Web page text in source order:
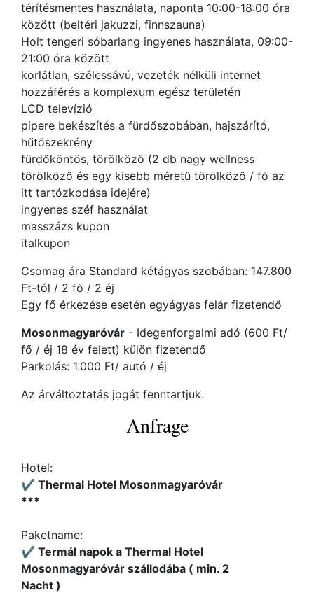
térítésmentes használata, naponta 10:00-18:00 óra
között (beltéri jakuzzi, finnszauna)
Holt tengeri sóbarlang ingyenes használata, 09:00-
21:00 óra között
korlátlan, szélessávú, vezeték nélküli internet
hozzáférés a komplexum egész területén
LCD televízió
pipere bekészítés a fürdőszobában, hajszárító,
hűtőszekrény
fürdőköntös, törölköző (2 db nagy wellness
törölköző és egy kisebb méretű törölköző / fő az
itt tartózkodása idejére)
ingyenes széf használat
masszázs kupon
italkupon
Csomag ára Standard kétágyas szobában: 147.800
Ft-tól / 2 fő / 2 éj
Egy fő érkezése esetén egyágyas felár fizetendő
Mosonmagyaróvár - Idegenforgalmi adó (600 Ft/
fő / éj 18 év felett) külön fizetendő
Parkolás: 1.000 Ft/ autó / éj
Az árváltoztatás jogát fenntartjuk.
Anfrage
Hotel:
✔️ Thermal Hotel Mosonmagyaróvár
***
Paketname:
✔️ Termál napok a Thermal Hotel
Mosonmagyaróvár szállodába ( min. 2
Nacht )